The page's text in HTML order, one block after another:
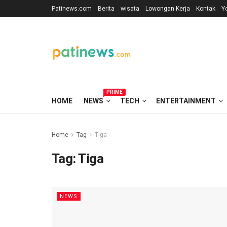
Patinews.com Berita wisata Lowongan Kerja Kontak
HOME NEWS
PRIME
TECH ENTERTAINMENT
Home Tag Tiga
Tag:Tiga
NEWS